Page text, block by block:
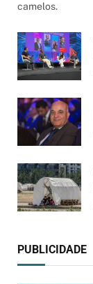
camelos.
PUBLICIDADE